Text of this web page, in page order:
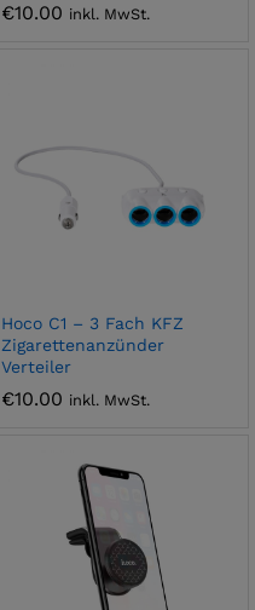
€10.00 inkl. MwSt.
Hoco C1 – 3 Fach KFZ
Zigarettenanzünder
Verteiler
€10.00 inkl. MwSt.